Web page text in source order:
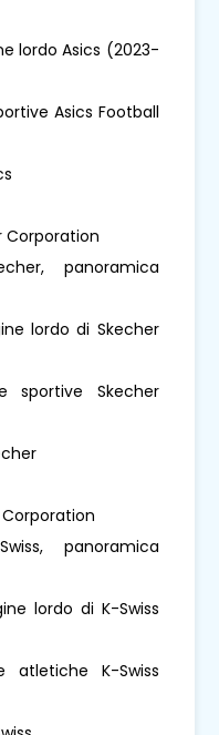
lordo Asics (2023-
Asics Football
Corporation
panoramica
lordo di Skecher
sportive Skecher
Corporation
panoramica
lordo di K-Swiss
atletiche K-Swiss